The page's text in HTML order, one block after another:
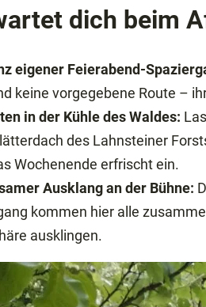
dich beim
eigener Feierabend-
keine vorgegebene Route –
in der Kühle des Waldes:
des Lahnsteiner
Wochenende erfrischt ein.
Ausklang an der Bühne:
kommen hier alle
ausklingen.